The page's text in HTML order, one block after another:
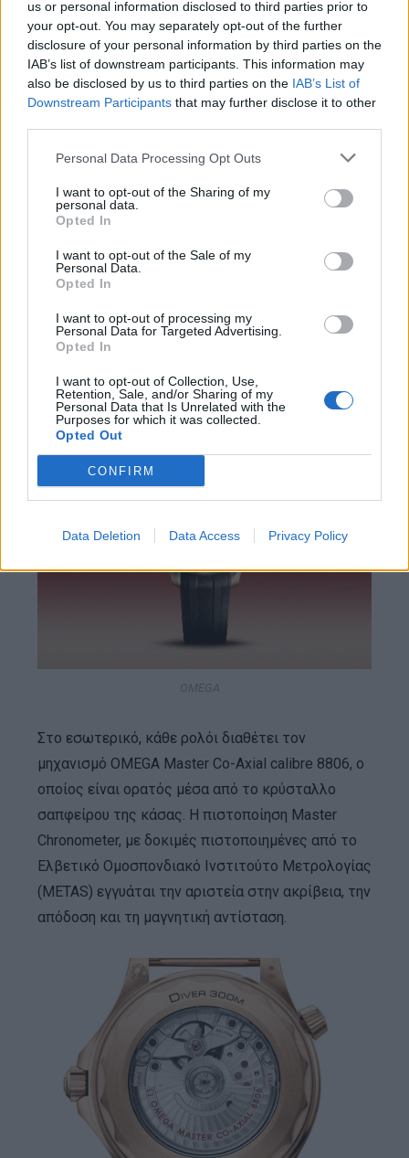
us or personal information disclosed to third parties prior to
your opt-out. You may separately opt-out of the further
disclosure of your personal information by third parties on the
IAB’s list of downstream participants. This information may
also be disclosed by us to third parties on the IAB’s List of
Downstream Participants that may further disclose it to other
Personal Data Processing Opt Outs
I want to opt-out of the Sharing of my
personal data.
Opted In
I want to opt-out of the Sale of my
Personal Data.
Opted In
I want to opt-out of processing my
Personal Data for Targeted Advertising.
Opted In
I want to opt-out of Collection, Use,
Retention, Sale, and/or Sharing of my
Personal Data that Is Unrelated with the
Purposes for which it was collected.
Opted Out
CONFIRM
Data Deletion Data Access Privacy Policy
υποβληθεί σε επεξεργασία αμμοβολής
ξεχωρίζουν οι δείκτες PVD 18K από κράμα
χαλκού-χρυσού και οι δείκτες σε μαύρη
απόχρωση, όλοι με «vintage» υλικό Super-
Η διαφορά στα μοντέλα επικεντρώνεται στον
καρπό, όπου οι πελάτες μπορούν να επιλέξουν
ανάμεσα σε μια έκδοση ντεγκραντέ δικτυωτό
αναδιπλούμενο κούμπωμα ή εναλλακτικά σε
ενσωματωμένο μαύρο λουράκι από καουτσούκ με
αγκράφα από κράμα χαλκού-χρυσού.
Στο εσωτερικό, κάθε ρολόι διαθέτει τον
μηχανισμό OMEGA Master Co-Axial calibre 8806, ο
οποίος είναι ορατός μέσα από το κρύσταλλο
σαπφείρου της κάσας. Η πιστοποίηση Master
Chronometer, με δοκιμές πιστοποιημένες από το
Ελβετικό Ομοσπονδιακό Ινστιτούτο Μετρολογίας
(METAS) εγγυάται την αριστεία στην ακρίβεια, την
απόδοση και τη μαγνητική αντίσταση.